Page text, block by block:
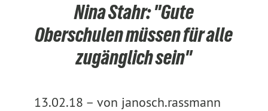
Nina Stahr: "Gute
Oberschulen müssen für alle
zugänglich sein"
13.02.18 – von janosch.rassmann